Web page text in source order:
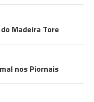
Madeira Tore
nos Piornais